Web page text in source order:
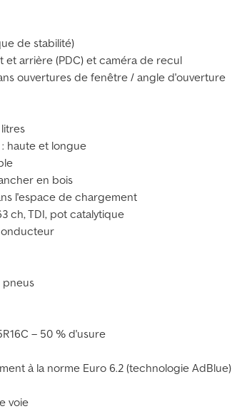
de stabilité)
et arrière (PDC) et caméra de recul
ouvertures de fenêtre / angle d'ouverture
haute et longue
en bois
l'espace de chargement
ch, TDI, pot catalytique
pneus
– 50 % d'usure
à la norme Euro 6.2 (technologie AdBlue)
voie